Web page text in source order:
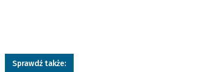
Sprawdź także: